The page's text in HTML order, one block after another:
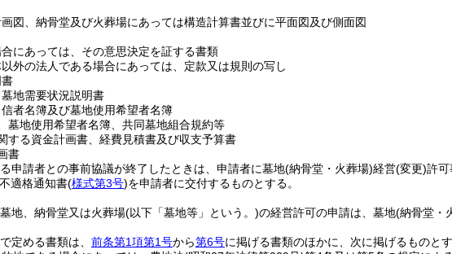
図、納骨堂及び火葬場にあっては構造計算書並びに平面図及び側面図
にあっては、その意思決定を証する書類
外の法人である場合にあっては、定款又は規則の写し
地需要状況説明書
者名簿及び墓地使用希望者名簿
墓地使用希望者名簿、共同墓地組合規約等
する資金計画書、経費見積書及び収支予算書
書
申請者との事前協議が終了したときは、申請者に墓地(納骨堂・火葬場)経営(変更)許可
適格通知書(様式第3号)を申請者に交付するものとする。
地、納骨堂又は火葬場(以下「墓地等」という。)の経営許可の申請は、墓地(納骨堂・
定める書類は、 前条第1項第1号から第6号に掲げる書類のほかに、次に掲げるものとす